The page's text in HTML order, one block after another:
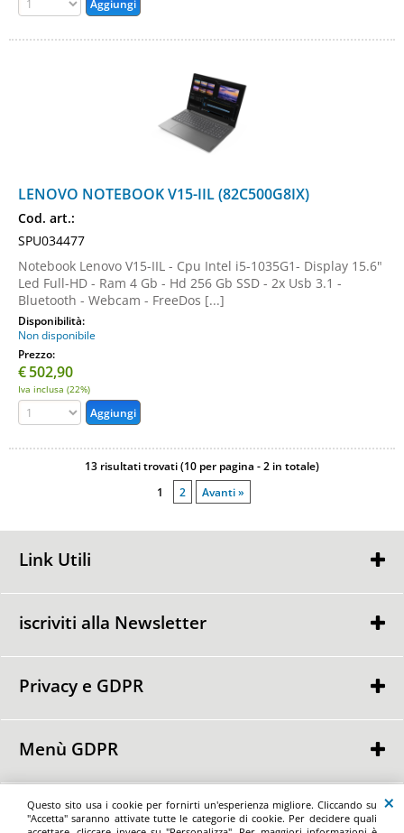
Questo sito usa i cookie per fornirti un'esperienza migliore. Cliccando su
"Accetta" saranno attivate tutte le categorie di cookie. Per decidere quali
LENOVO NOTEBOOK V15-IIL (82C500G8IX)
Cod. art.:
SPU034477
Notebook Lenovo V15-IIL - Cpu Intel i5-1035G1- Display 15.6"
Led Full-HD - Ram 4 Gb - Hd 256 Gb SSD - 2x Usb 3.1 -
Bluetooth - Webcam - FreeDos [...]
Disponibilità:
Non disponibile
Prezzo:
€502,90
Iva inclusa (22%)
13 risultati trovati (10 per pagina - 2 in totale)
1
2 Avanti »
Link Utili
Contattaci
iscriviti alla Newsletter
Ho letto ed accetto le condizioni dell'
Privacy e GDPR
Punti GDPR
Menù GDPR
Richiedi il ritiro del consenso dei dati personali
Maxiofferta.it by Spazio Ufficio di Basilio Angela - Via Nazionale delle Puglie
176/A - 80026 - Casoria - (NA) Tel/Fax: +39 081 196 59 515 - e-mail:
marketing@maxiofferta.it - P.iva 01898960768